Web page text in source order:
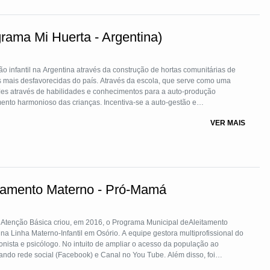
uma Organização da Sociedade Civil (OSC) chamada
as pessoas para a adoção de hábitos mais saudáveis. Orientando,
e execução de ações; mobilização social e oportunizando
promovidas por seus parceiros, dentro dos pilares do programa:
impacto em nosso bem-estar e qualidade de vida.
da prevenção de doenças, contribui para as atividades do nosso dia
tendem a ser mais saudáveis e longevos, ou seja, pertencer e
Mi Huerta - Argentina)
infantil na Argentina através da construção de hortas comunitárias de
desfavorecidas do país. Através da escola, que serve como uma
através de habilidades e conhecimentos para a auto-produção
harmonioso das crianças. Incentiva-se a auto-gestão e
no marco comunitário pela apropriação de seus protagonistaVER MAIS
Materno - Pró-Mamá
Básica criou, em 2016, o Programa Municipal deAleitamento
Linha Materno-Infantil em Osório. A equipe gestora multiprofissional do
social (Facebook) e Canal no You Tube. Além disso, foi